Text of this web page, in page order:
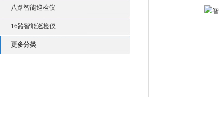
八路智能巡检仪
16路智能巡检仪
更多分类